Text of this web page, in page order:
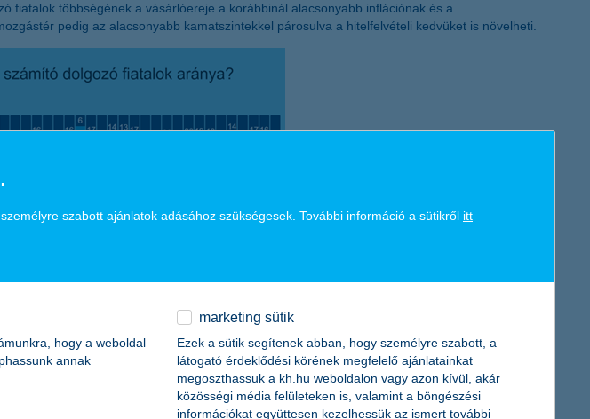
fiatalok többségének a vásárlóereje a korábbinál alacsonyabb inflációnak és a
pedig az alacsonyabb kamatszintekkel párosulva a hitelfelvételi kedvüket is növelheti.
gazdaságban látható fizetésemelkedések ellenére azzal számol, hogy nem fog változni a
a kutatás hosszú távú eredményeit nézve ennél voltak jóval magasabb arányok is, 2013-
szabott ajánlatok adásához szükségesek. További információ a sütikről itt
hogy a weboldal
annak
marketing sütik
Ezek a sütik segítenek abban, hogy személyre szabott, a
látogató érdeklődési körének megfelelő ajánlatainkat
megoszthassuk a kh.hu weboldalon vagy azon kívül, akár
közösségi média felületeken is, valamint a böngészési
információkat együttesen kezelhessük az ismert további